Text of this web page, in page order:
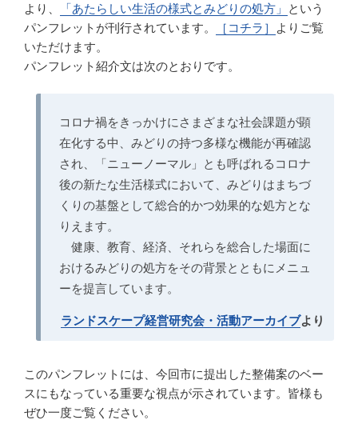
より、
「あたらしい生活の様式とみどりの処方」
という
パンフレットが刊行されています。
［コチラ］
よりご覧
いただけます。
パンフレット紹介文は次のとおりです。
コロナ禍をきっかけにさまざまな社会課題が顕
在化する中、みどりの持つ多様な機能が再確認
され、「ニューノーマル」とも呼ばれるコロナ
後の新たな生活様式において、みどりはまちづ
くりの基盤として総合的かつ効果的な処方とな
りえます。
健康、教育、経済、それらを総合した場面に
おけるみどりの処方をその背景とともにメニュ
ーを提言しています。
ランドスケープ経営研究会・活動アーカイブより
このパンフレットには、今回市に提出した整備案のベー
スにもなっている重要な視点が示されています。皆様も
ぜひ一度ご覧ください。